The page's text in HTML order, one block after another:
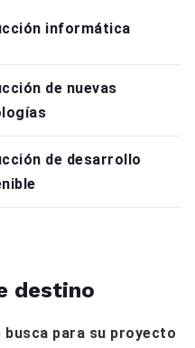
informática
de nuevas
de desarrollo
destino
busca para su proyecto